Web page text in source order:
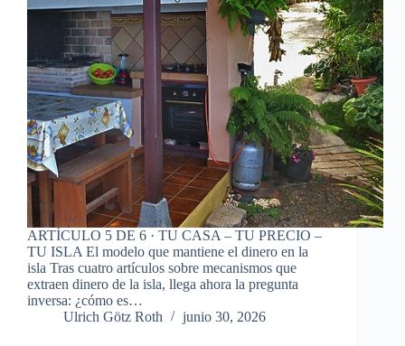
ARTÍCULO 5 DE 6 · TU CASA – TU PRECIO –
TU ISLA El modelo que mantiene el dinero en la
isla Tras cuatro artículos sobre mecanismos que
extraen dinero de la isla, llega ahora la pregunta
inversa: ¿cómo es…
Ulrich Götz Roth
junio 30, 2026